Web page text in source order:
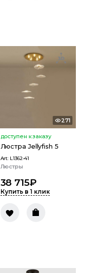
271
доступен к заказу
Люстра Jellyfish 5
Art: L1362-41
Люстры
38 715₽
Купить в 1 клик